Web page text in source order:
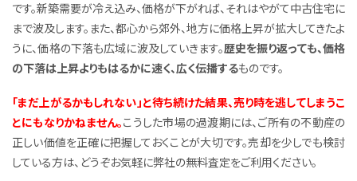
です。新築需要が冷え込み、価格が下がれば、それはやがて中古住宅に
まで波及します。また、都心から郊外、地方に価格上昇が拡大してきたよ
うに、価格の下落も広域に波及していきます。歴史を振り返っても、価格
の下落は上昇よりもはるかに速く、広く伝播するものです。
「まだ上がるかもしれない」と待ち続けた結果、売り時を逃してしまうこ
とにもなりかねません。こうした市場の過渡期には、ご所有の不動産の
正しい価値を正確に把握しておくことが大切です。売却を少しでも検討
している方は、どうぞお気軽に弊社の無料査定をご利用ください。